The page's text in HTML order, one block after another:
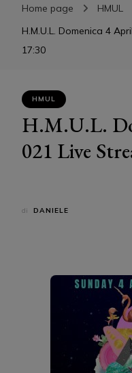
Home page
HMUL
H.M.U.L. Domenica 4
17:30
HMUL
H.M.U.L.
021 Live
di DANIELE